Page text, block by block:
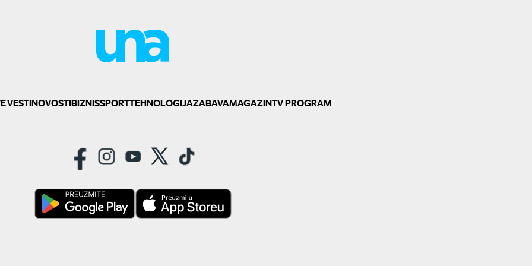
VESTINOVOSTIBIZNISSPORTTEHNOLOGIJAZABAVAMAGAZINTV PROGRAM